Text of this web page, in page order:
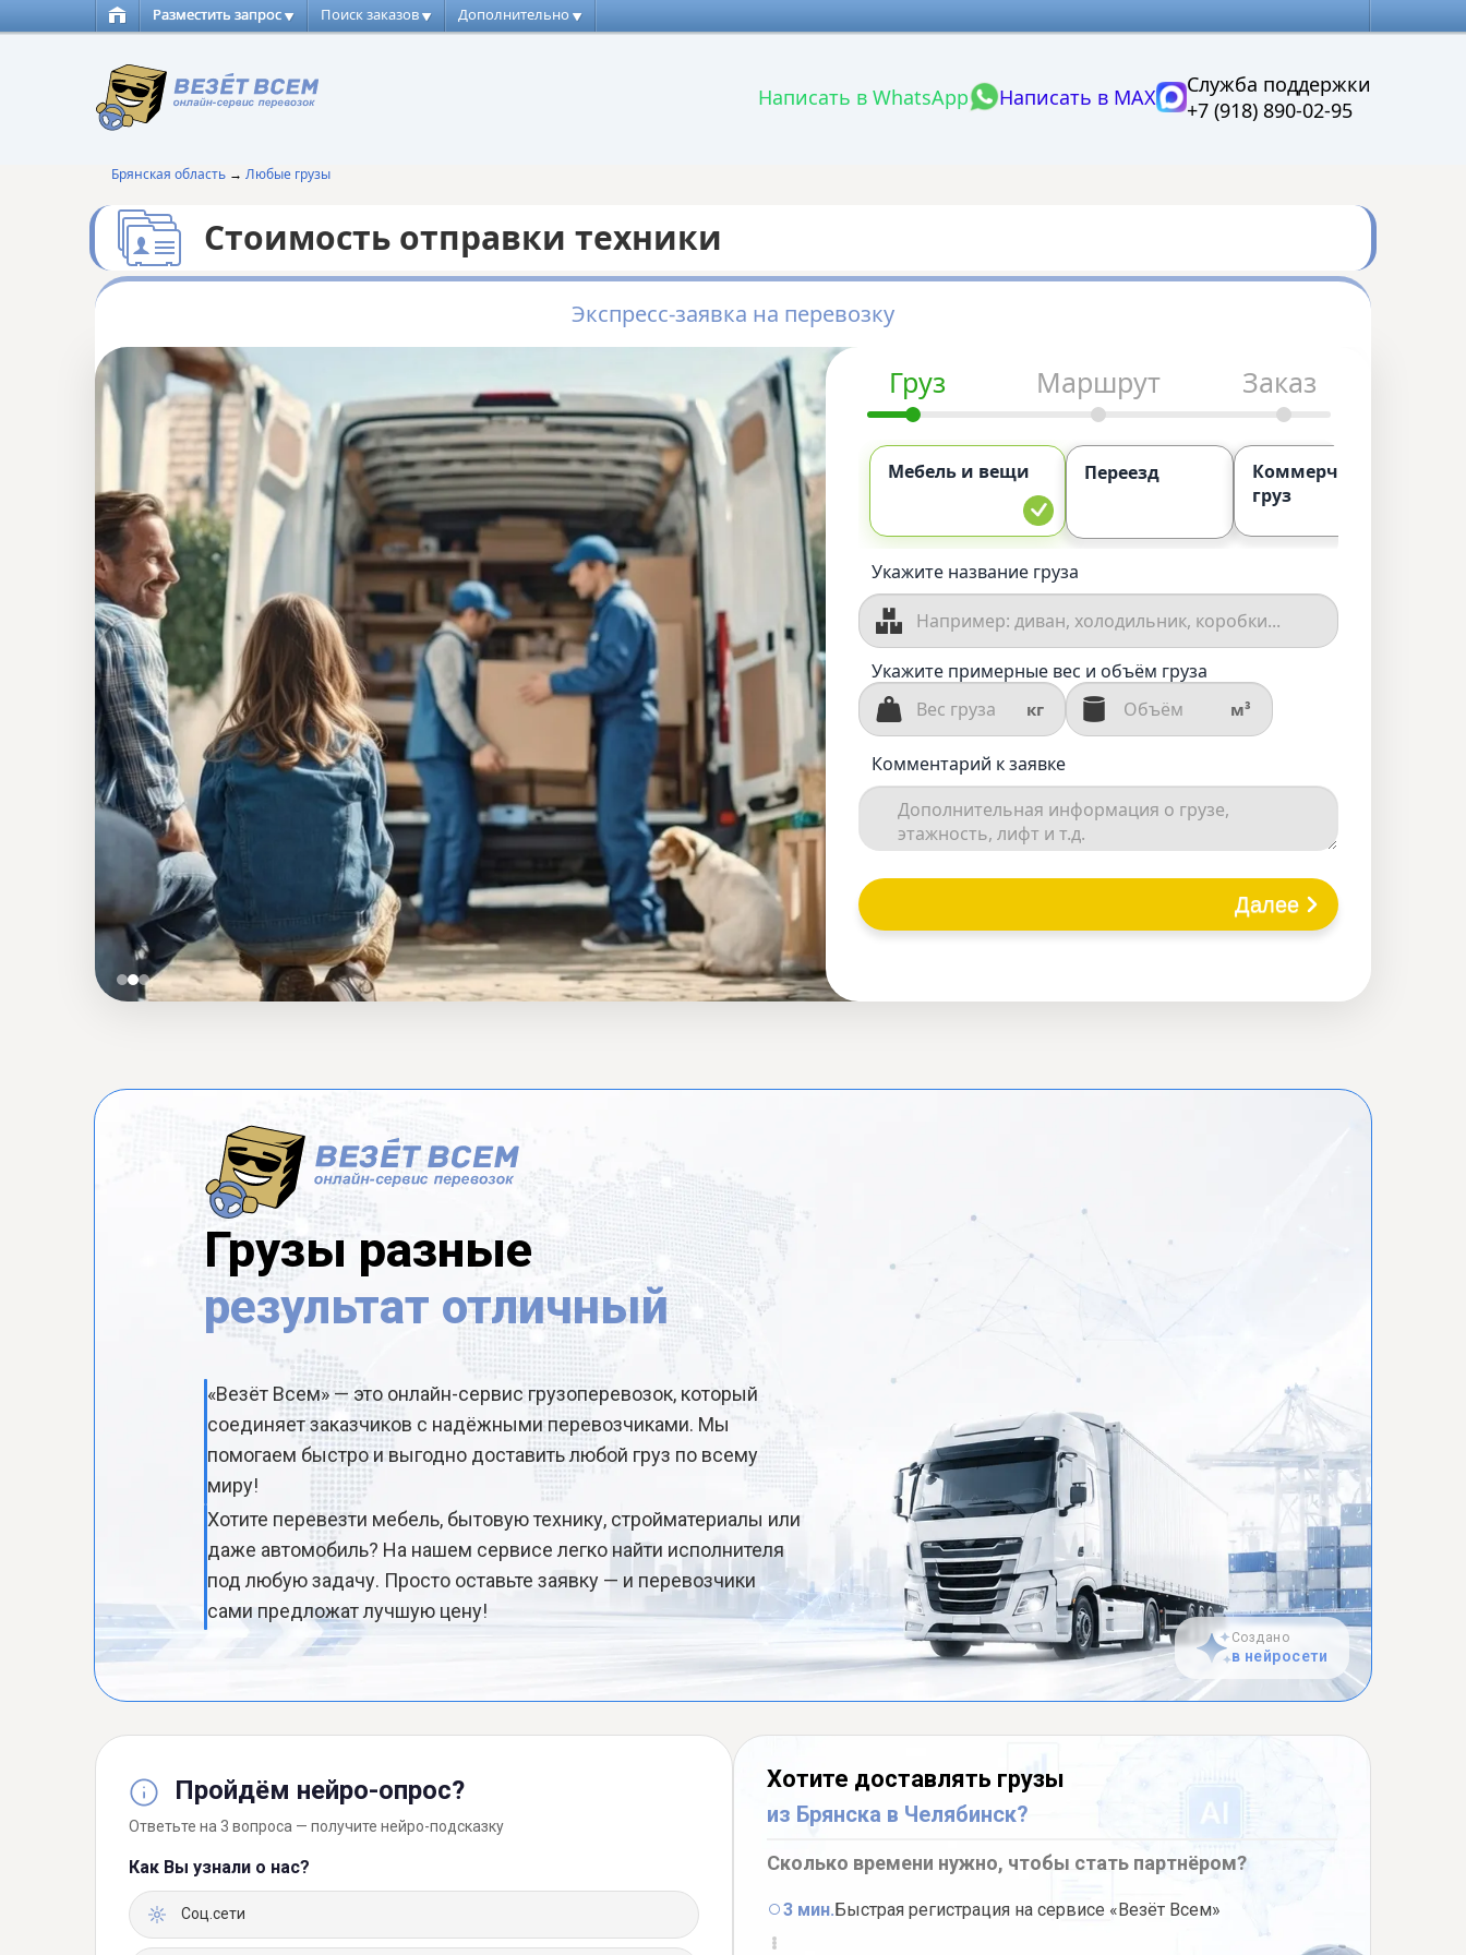
Разместить запрос Поиск заказов Дополнительно
Написать в WhatsApp Написать в MAX
Служба поддержки
+7 (918) 890-02-95
Брянская область → Любые грузы
Стоимость отправки техники
Экспресс-заявка на перевозку
Груз Маршрут Заказ
Мебель и вещи Переезд
Коммерческий
груз
Укажите название груза
Укажите примерные вес и объём груза
кг м³
Комментарий к заявке
Далее
Грузы разные
результат отличный
«Везёт Всем» — это онлайн-сервис грузоперевозок, который
соединяет заказчиков с надёжными перевозчиками. Мы
помогаем быстро и выгодно доставить любой груз по всему
миру!
Хотите перевезти мебель, бытовую технику, стройматериалы или
даже автомобиль? На нашем сервисе легко найти исполнителя
под любую задачу. Просто оставьте заявку — и перевозчики
сами предложат лучшую цену!
Создано
в нейросети
Пройдём нейро-опрос?
Ответьте на 3 вопроса — получите нейро-подсказку
Как Вы узнали о нас?
Соц.сети
Хотите доставлять грузы
из Брянска в Челябинск?
Сколько времени нужно, чтобы стать партнёром?
3 мин.Быстрая регистрация на сервисе «Везёт Всем»